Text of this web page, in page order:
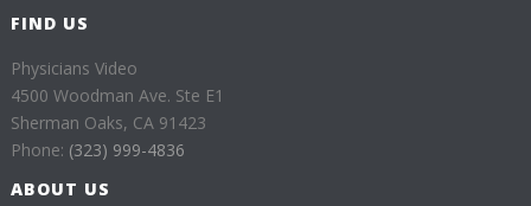
FIND US
Physicians Video
4500 Woodman Ave. Ste E1
Sherman Oaks, CA 91423
Phone: (323) 999-4836
ABOUT US